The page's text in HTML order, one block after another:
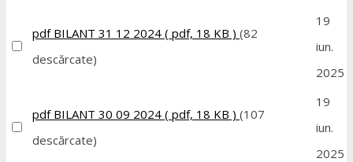
pdf BILANT 31 12 2024 ( pdf, 18 KB ) (82
descărcate)
19
iun.
2025
pdf BILANT 30 09 2024 ( pdf, 18 KB ) (107
descărcate)
19
iun.
2025